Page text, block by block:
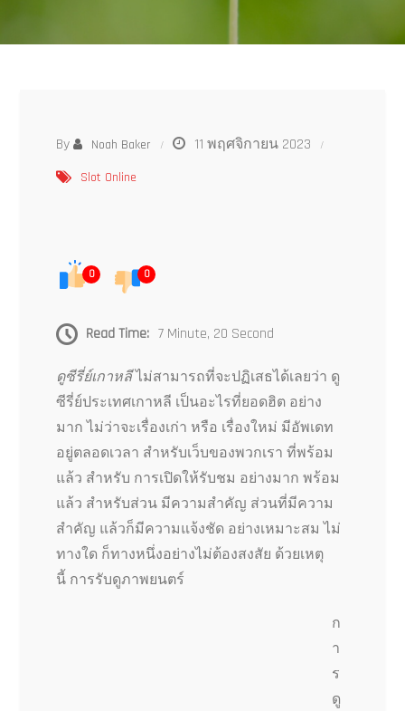
By Noah Baker 11 พฤศจิกายน 2023
Slot Online
0 0
Read Time: 7 Minute, 20 Second
ดูซีรี่ย์เกาหลีไม่สามารถที่จะปฏิเสธได้เลยว่า ดู
ซีรี่ย์ประเทศเกาหลี เป็นอะไรที่ยอดฮิต อย่าง
มาก ไม่ว่าจะเรื่องเก่า หรือ เรื่องใหม่ มีอัพเดท
อยู่ตลอดเวลา สำหรับเว็บของพวกเรา ที่พร้อม
แล้ว สำหรับ การเปิดให้รับชม อย่างมาก พร้อม
แล้ว สำหรับส่วน มีความสำคัญ ส่วนที่มีความ
สำคัญ แล้วก็มีความแจ้งชัด อย่างเหมาะสม ไม่
ทางใด ก็ทางหนึ่งอย่างไม่ต้องสงสัย ด้วยเหตุ
นี้ การรับดูภาพยนตร์
ก
า
ร
ดู